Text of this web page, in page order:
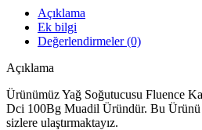
Açıklama
Ek bilgi
Değerlendirmeler (0)
Açıklama
Ürünümüz Yağ Soğutucusu Fluence
Dci 100Bg Muadil Üründür. Bu
sizlere ulaştırmaktayız.